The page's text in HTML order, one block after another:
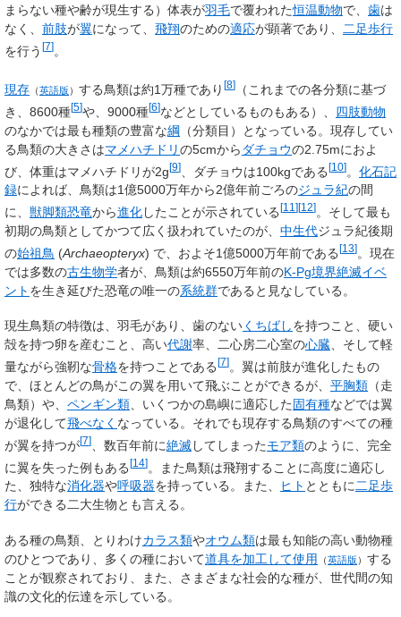
まらない種や齢が現生する）体表が羽毛で覆われた恒温動物で、 歯は
なく、 前肢が翼になって、 飛翔のための適応が顕著であり、
二足歩行
を行う [7] 。
現存 （英語版 ） する鳥類は約1万種であり [8]
（これまでの各分類に基づ
き、8600種[5]や、9000種[6]などとしているものもある）、 四肢動物
のなかでは最も種類の豊富な綱
（分類目）となっている。現存してい
る鳥類の大きさはマメハチドリの5cmから ダチョウの2.75mにおよ
び、体重はマメハチドリが2g[9] 、ダチョウは100kgである[10]。 化石記
録によれば、鳥類は1億5000万年から2億年前ごろのジュラ紀の間
に、 獣脚類恐竜から進化したことが示されている [11 ][12] 。そして最も
初期の鳥類としてかつて広く扱われていたのが、 中生代ジュラ紀後期
の始祖鳥 (Archaeopteryx) で、およそ1億5000万年前である[13]。現在
では多数の古生物学者が、 鳥類は約6550万年前のK-Pg境界絶滅イベ
ント を生き延びた恐竜の唯一の系統群である と見なしている。
現生鳥類の特徴は、羽毛があり、歯のないくちばしを持つこと、硬い
殻を持つ卵を産むこと、高い代謝率、二心房二心室の心臓、そして軽
量ながら強靭な骨格を持つことである [7] 。翼は前肢が進化したもの
で、ほとんどの鳥がこの翼を用いて飛ぶことができるが、 平胸類 （走
鳥類）や、 ペンギン類 、いくつかの島嶼に適応した固有種などでは翼
が退化して飛べなく なっている。それでも現存する鳥類のすべての種
が翼を持つが[7] 、数百年前に絶滅してしまったモア類のように、完全
に翼を失った例もある[14]。また鳥類は飛翔することに高度に適応し
た、独特な消化器や呼吸器を持っている。また、 ヒト とともに二足歩
行ができる二大生物とも言える。
ある種の鳥類、とりわけカラス類やオウム類は最も知能の高い動物種
のひとつであり、多くの種において道具を加工して使用 （英語版 ） する
ことが観察されており、また、さまざまな社会的な種が、世代間の知
識の文化的伝達を示している。